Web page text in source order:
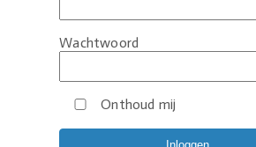
Wachtwoord
Onthoud mij